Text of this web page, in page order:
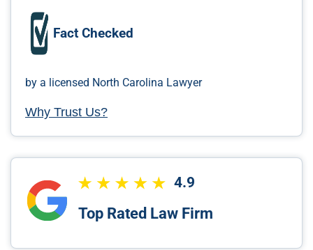
Fact Checked
by a licensed North Carolina Lawyer
Why Trust Us?
4.9
Top Rated Law Firm